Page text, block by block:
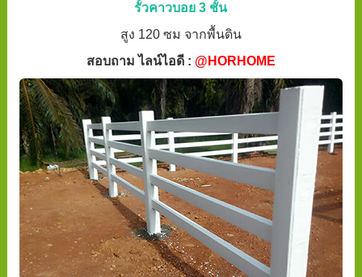
รั้วคาวบอย 3 ชั้น
สูง 120 ซม จากพื้นดิน
สอบถาม ไลน์ไอดี : @HORHOME